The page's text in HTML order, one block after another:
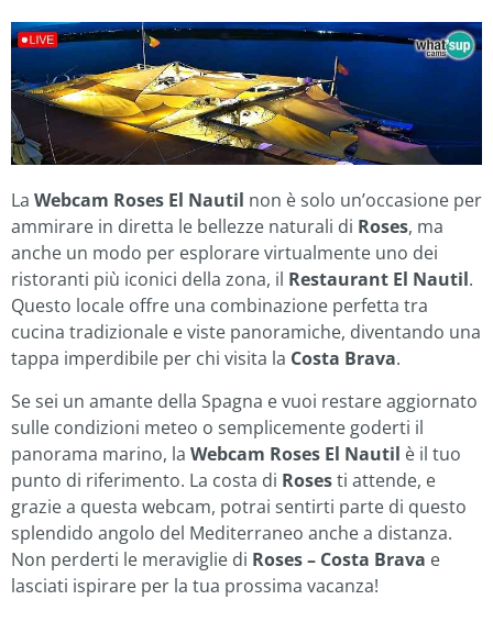
La Webcam Roses El Nautil non è solo un’occasione per
ammirare in diretta le bellezze naturali di Roses, ma
anche un modo per esplorare virtualmente uno dei
ristoranti più iconici della zona, il Restaurant El Nautil.
Questo locale offre una combinazione perfetta tra
cucina tradizionale e viste panoramiche, diventando una
tappa imperdibile per chi visita la Costa Brava.
Se sei un amante della Spagna e vuoi restare aggiornato
sulle condizioni meteo o semplicemente goderti il
panorama marino, la Webcam Roses El Nautil è il tuo
punto di riferimento. La costa di Rosesti attende, e
grazie a questa webcam, potrai sentirti parte di questo
splendido angolo del Mediterraneo anche a distanza.
Non perderti le meraviglie di Roses – Costa Brava e
lasciati ispirare per la tua prossima vacanza!